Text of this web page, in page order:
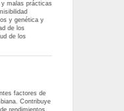
malas prácticas
y genética y
de los
de los
factores de
Contribuye